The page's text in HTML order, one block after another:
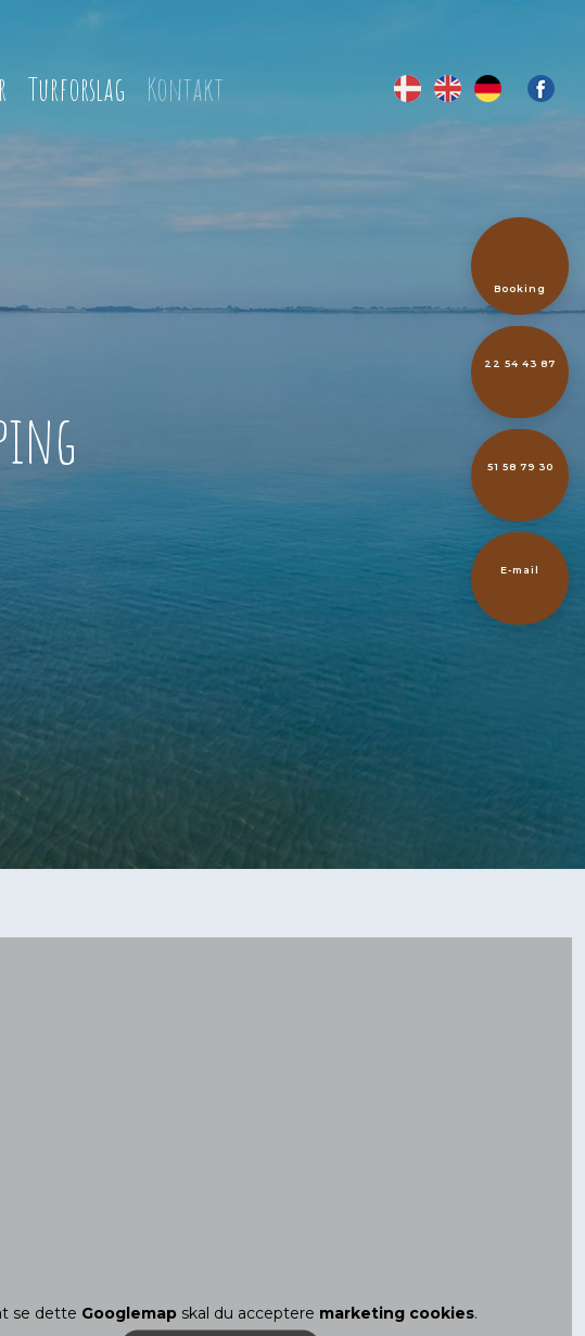
​Booking
22 54 43 87
51 58 79 30
E-mail
Turforslag Kontakt
se dette Googlemap skal du acceptere marketing cookies.